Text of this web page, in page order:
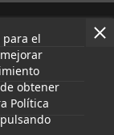
para el
obtener
Política